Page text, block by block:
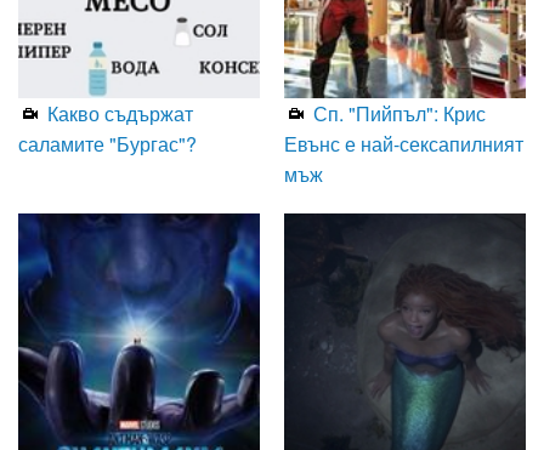
Какво съдържат
саламите "Бургас"?
Сп. "Пийпъл": Крис
Евънс е най-сексапилният
мъж